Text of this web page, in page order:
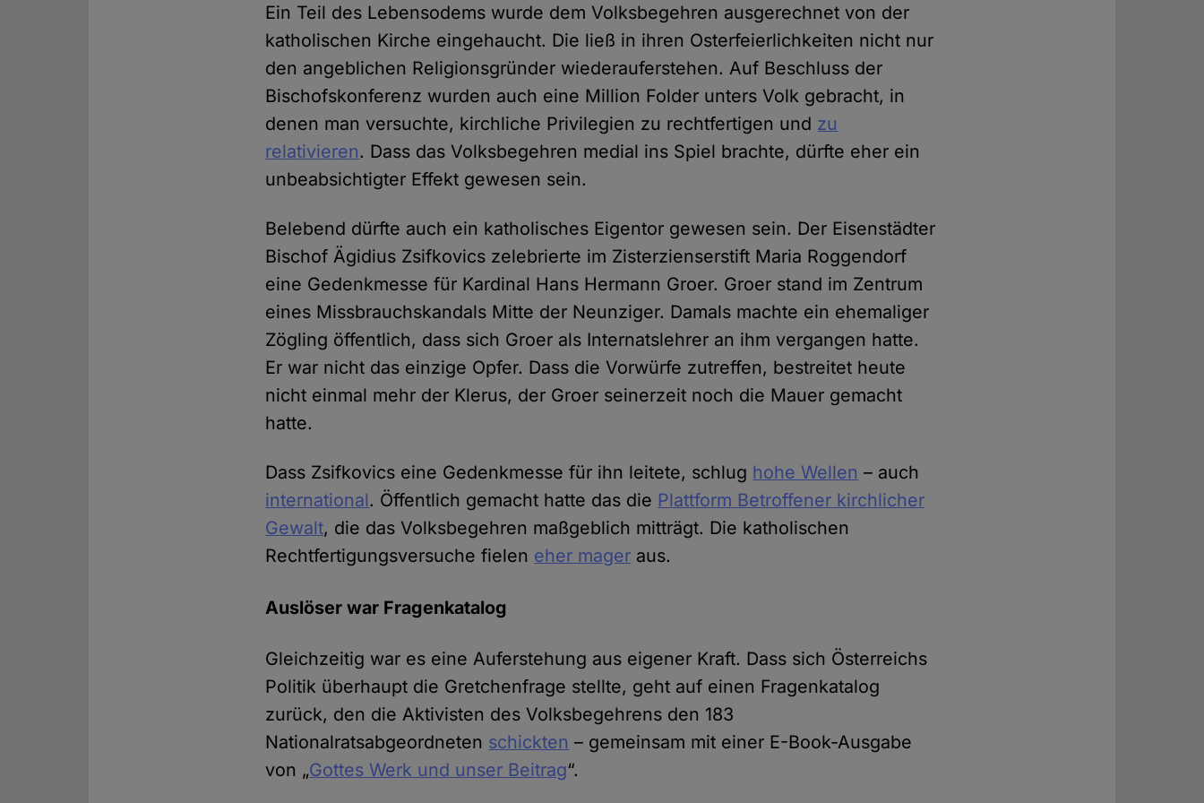
Ein Teil des Lebensodems wurde dem Volksbegehren ausgerechnet von der
katholischen Kirche eingehaucht. Die ließ in ihren Osterfeierlichkeiten nicht nur
den angeblichen Religionsgründer wiederauferstehen. Auf Beschluss der
Bischofskonferenz wurden auch eine Million Folder unters Volk gebracht, in
denen man versuchte, kirchliche Privilegien zu rechtfertigen und zu
relativieren. Dass das Volksbegehren medial ins Spiel brachte, dürfte eher ein
unbeabsichtigter Effekt gewesen sein.
Belebend dürfte auch ein katholisches Eigentor gewesen sein. Der Eisenstädter
Bischof Ägidius Zsifkovics zelebrierte im Zisterzienserstift Maria Roggendorf
eine Gedenkmesse für Kardinal Hans Hermann Groer. Groer stand im Zentrum
eines Missbrauchskandals Mitte der Neunziger. Damals machte ein ehemaliger
Zögling öffentlich, dass sich Groer als Internatslehrer an ihm vergangen hatte.
Er war nicht das einzige Opfer. Dass die Vorwürfe zutreffen, bestreitet heute
nicht einmal mehr der Klerus, der Groer seinerzeit noch die Mauer gemacht
hatte.
Dass Zsifkovics eine Gedenkmesse für ihn leitete, schlug hohe Wellen – auch
international. Öffentlich gemacht hatte das die Plattform Betroffener kirchlicher
Gewalt, die das Volksbegehren maßgeblich mitträgt. Die katholischen
Rechtfertigungsversuche fielen eher mager aus.
Auslöser war Fragenkatalog
Gleichzeitig war es eine Auferstehung aus eigener Kraft. Dass sich Österreichs
Politik überhaupt die Gretchenfrage stellte, geht auf einen Fragenkatalog
zurück, den die Aktivisten des Volksbegehrens den 183
Nationalratsabgeordneten schickten – gemeinsam mit einer E-Book-Ausgabe
von „Gottes Werk und unser Beitrag“.